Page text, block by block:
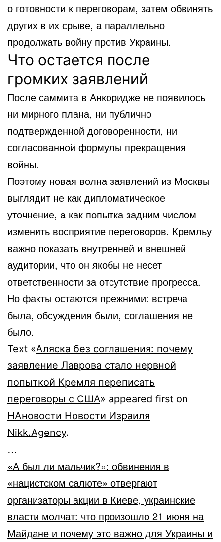
о готовности к переговорам, затем обвинять
других в их срыве, а параллельно
продолжать войну против Украины.
Что остается после
громких заявлений
После саммита в Анкоридже не появилось
ни мирного плана, ни публично
подтвержденной договоренности, ни
согласованной формулы прекращения
войны.
Поэтому новая волна заявлений из Москвы
выглядит не как дипломатическое
уточнение, а как попытка задним числом
изменить восприятие переговоров. Кремльу
важно показать внутренней и внешней
аудитории, что он якобы не несет
ответственности за отсутствие прогресса.
Но факты остаются прежними: встреча
была, обсуждения были, соглашения не
было.
Text «Аляска без соглашения: почему
заявление Лаврова стало нервной
попыткой Кремля переписать
переговоры с США» appeared first on
НАновости Новости Израиля
Nikk.Agency.
…
«А был ли мальчик?»: обвинения в
«нацистском салюте» отвергают
организаторы акции в Киеве, украинские
власти молчат: что произошло 21 июня на
Майдане и почему это важно для Украины и